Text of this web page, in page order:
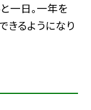
一日。一年を
きるようになり